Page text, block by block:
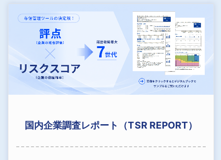
国内企業調査レポート（TSR REPORT）